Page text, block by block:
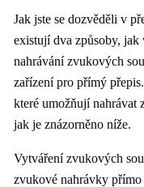
Jak jste se dozvěděli v
existují dva způsoby,
nahrávání zvukových
zařízení pro přímý
které umožňují nahrávat
jak je znázorněno níže.
Vytváření zvukových
zvukové nahrávky